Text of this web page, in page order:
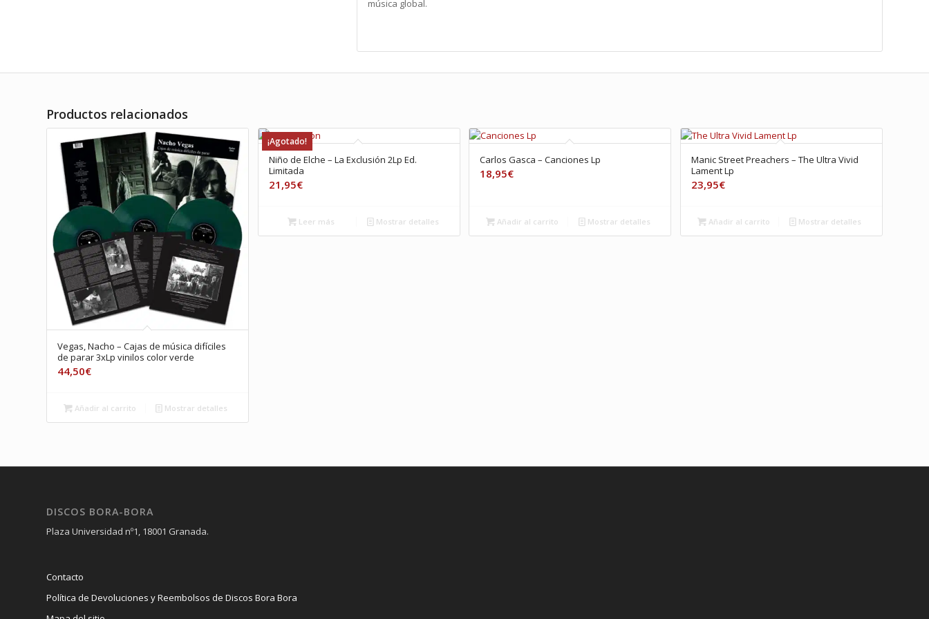
música global.
Productos relacionados
Vegas, Nacho – Cajas de música difíciles
de parar 3xLp vinilos color verde
44,50€
Añadir al carrito Mostrar detalles
¡Agotado!
Niño de Elche – La Exclusión 2Lp Ed.
Limitada
21,95€
Leer más Mostrar detalles
Carlos Gasca – Canciones Lp
18,95€
Añadir al carrito Mostrar detalles
Manic Street Preachers – The Ultra Vivid
Lament Lp
23,95€
Añadir al carrito Mostrar detalles
DISCOS BORA-BORA
Plaza Universidad nº1, 18001 Granada.
Contacto
Política de Devoluciones y Reembolsos de Discos Bora Bora